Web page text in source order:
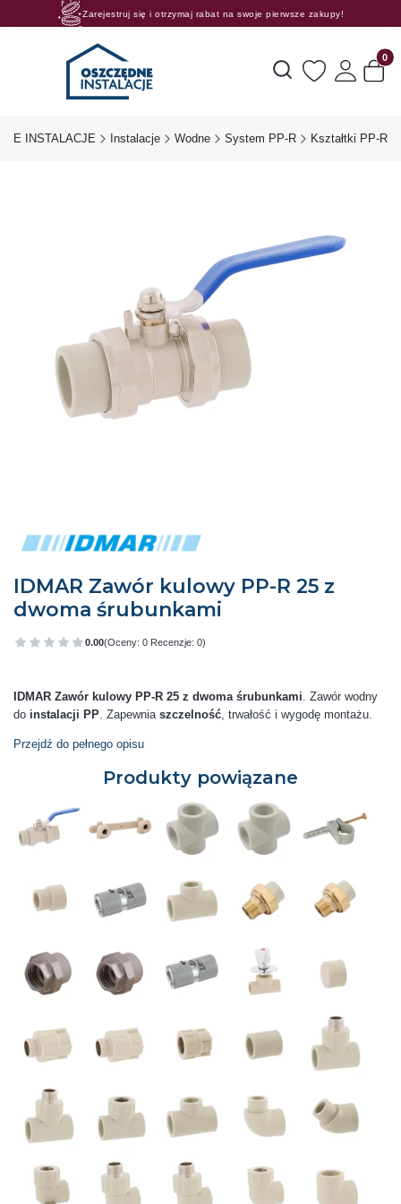
Zarejestruj się i otrzymaj rabat na swoje pierwsze zakupy!
Otwórz wyszukiwarkę
INSTALACJE Instalacje Wodne System PP-R Kształtki PP-R
IDMAR Zawór kulowy PP-R 25 z
dwoma śrubunkami
0.00(Oceny: 0 Recenzje: 0)
Przejdź do sekcji Opinie
IDMAR Zawór kulowy PP-R 25 z dwoma śrubunkami. Zawór wodny
do instalacji PP. Zapewnia szczelność, trwałość i wygodę montażu.
Przejdź do pełnego opisu
Produkty powiązane